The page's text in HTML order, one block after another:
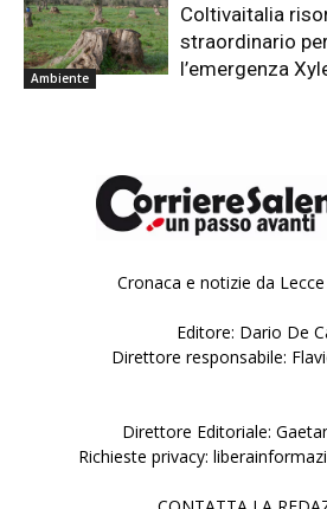
Ambiente
Coltivaitalia
straordinario
l’emergenza
Cronaca e notizie da
Editore: Dario De
Direttore responsabile:
Direttore Editoriale:
Richieste privacy: